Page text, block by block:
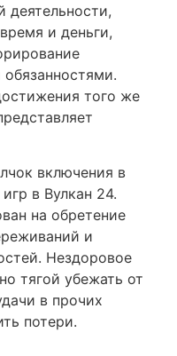
деятельности,
и деньги,
того же
включения в
в Вулкан 24.
на обретение
и
Нездоровое
тягой убежать от
в прочих
потери.